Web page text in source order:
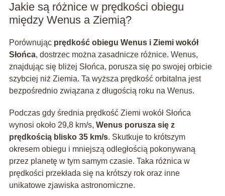
Jakie są różnice w prędkości obiegu
między Wenus a Ziemią?
Porównując prędkość obiegu Wenus i Ziemi wokół
Słońca, dostrzec można zasadnicze różnice. Wenus,
znajdując się bliżej Słońca, porusza się po swojej orbicie
szybciej niż Ziemia. Ta wyższa prędkość orbitalna jest
bezpośrednio związana z długością roku na Wenus.
Podczas gdy średnia prędkość Ziemi wokół Słońca
wynosi około 29,8 km/s, Wenus porusza się z
prędkością blisko 35 km/s. Skutkuje to krótszym
okresem obiegu i mniejszą odległością pokonywaną
przez planetę w tym samym czasie. Taka różnica w
prędkości przekłada się na krótszy rok oraz inne
unikatowe zjawiska astronomiczne.